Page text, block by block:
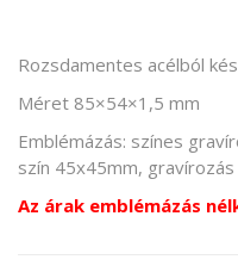
Rozsdamentes acélból
Méret 85×54×1,5 mm
Emblémázás: színes
szín 45x45mm,
Az árak emblémázás